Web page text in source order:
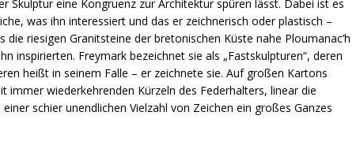
Skulptur eine Kongruenz zur Architektur spüren lässt. Dabei ist es
was ihn interessiert und das er zeichnerisch oder plastisch –
riesigen Granitsteine der bretonischen Küste nahe Ploumanac’h
inspirierten. Freymark bezeichnet sie als „Fastskulpturen“, deren
heißt in seinem Falle – er zeichnete sie. Auf großen Kartons
immer wiederkehrenden Kürzeln des Federhalters, linear die
schier unendlichen Vielzahl von Zeichen ein großes Ganzes